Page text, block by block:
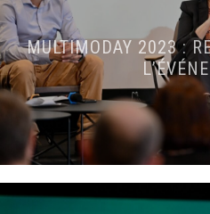
MULTIMODAY 2023 :